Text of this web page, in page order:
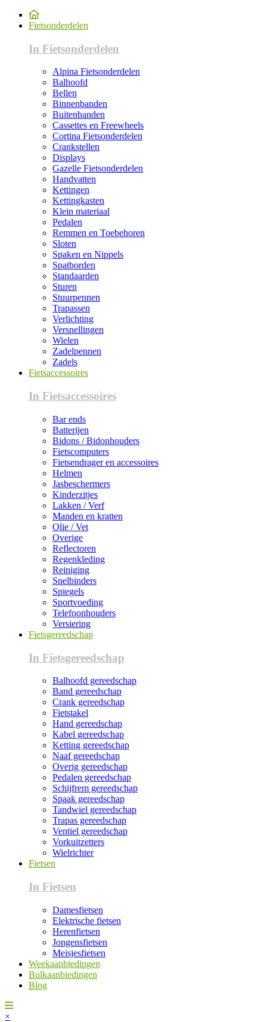
Fietsonderdelen
In Fietsonderdelen
Alpina Fietsonderdelen
Balhoofd
Bellen
Binnenbanden
Buitenbanden
Cassettes en Freewheels
Cortina Fietsonderdelen
Crankstellen
Displays
Gazelle Fietsonderdelen
Handvatten
Kettingen
Kettingkasten
Klein materiaal
Pedalen
Remmen en Toebehoren
Sloten
Spaken en Nippels
Spatborden
Standaarden
Sturen
Stuurpennen
Trapassen
Verlichting
Versnellingen
Wielen
Zadelpennen
Zadels
Fietsaccessoires
In Fietsaccessoires
Bar ends
Batterijen
Bidons / Bidonhouders
Fietscomputers
Fietsendrager en accessoires
Helmen
Jasbeschermers
Kinderzitjes
Lakken / Verf
Manden en kratten
Olie / Vet
Overige
Reflectoren
Regenkleding
Reiniging
Snelbinders
Spiegels
Sportvoeding
Telefoonhouders
Versiering
Fietsgereedschap
In Fietsgereedschap
Balhoofd gereedschap
Band gereedschap
Crank gereedschap
Fietstakel
Hand gereedschap
Kabel gereedschap
Ketting gereedschap
Naaf gereedschap
Overig gereedschap
Pedalen gereedschap
Schijfrem gereedschap
Spaak gereedschap
Tandwiel gereedschap
Trapas gereedschap
Ventiel gereedschap
Vorkuitzetters
Wielrichter
Fietsen
In Fietsen
Damesfietsen
Elektrische fietsen
Herenfietsen
Jongensfietsen
Meisjesfietsen
Weekaanbiedingen
Bulkaanbiedingen
Blog
×